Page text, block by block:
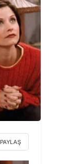
PAYLAŞ